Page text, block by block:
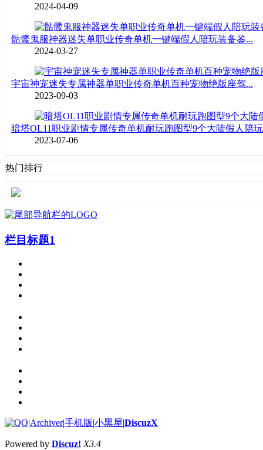
2024-04-09
骷髅鬼服神器迷失单职业传奇单机一键端假人陪玩装备鉴...
2024-03-27
宇宙神宠迷失专属神器单职业传奇单机百种宠物绝版座驾...
2023-09-03
暗塔OL11职业剧情专属传奇单机耐玩跑图型9个大陆假人陪
2023-07-06
热门排行
栏目标题1
|Archiver|手机版|小黑屋|DiscuzX
Powered by Discuz! X3.4